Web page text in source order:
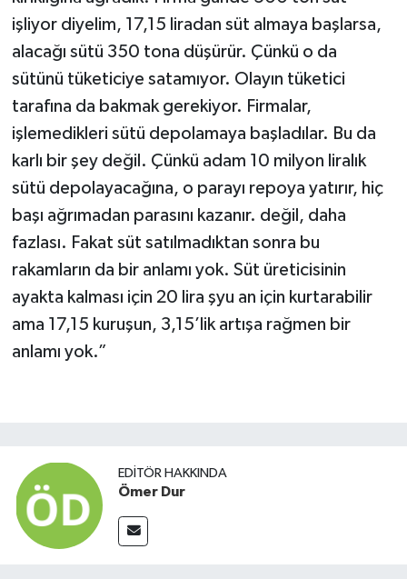
işliyor diyelim, 17,15 liradan süt almaya başlarsa,
alacağı sütü 350 tona düşürür. Çünkü o da
sütünü tüketiciye satamıyor. Olayın tüketici
tarafına da bakmak gerekiyor. Firmalar,
işlemedikleri sütü depolamaya başladılar. Bu da
karlı bir şey değil. Çünkü adam 10 milyon liralık
sütü depolayacağına, o parayı repoya yatırır, hiç
başı ağrımadan parasını kazanır. değil, daha
fazlası. Fakat süt satılmadıktan sonra bu
rakamların da bir anlamı yok. Süt üreticisinin
ayakta kalması için 20 lira şyu an için kurtarabilir
ama 17,15 kuruşun, 3,15’lik artışa rağmen bir
anlamı yok.”
EDITÖR HAKKINDA
Ömer Dur